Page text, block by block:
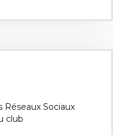
Sociaux
club